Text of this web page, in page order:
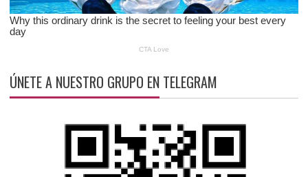
ÚNETE A NUESTRO GRUPO EN TELEGRAM